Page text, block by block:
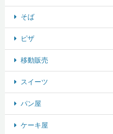
そば
ピザ
移動販売
スイーツ
パン屋
ケーキ屋